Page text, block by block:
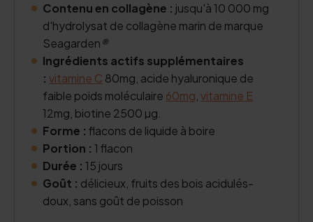
Contenu en collagène : jusqu'à 10 000 mg
d'hydrolysat de collagène marin de marque
Seagarden®
Ingrédients actifs supplémentaires
: vitamine C 80mg, acide hyaluronique de
faible poids moléculaire 60mg vitamine E
12mg, biotine 2500 µg.
Forme : flacons de liquide à boire
Portion : 1 flacon
Durée : 15 jours
Goût : délicieux, fruits des bois acidulés-
doux, sans goût de poisson